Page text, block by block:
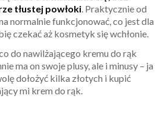
tłustej powłoki. Praktycznie od
normalnie funkcjonować, co jest dla
czekać aż kosmetyk się wchłonie.
do nawilżającego kremu do rąk
ma on swoje plusy, ale i minusy – ja
dołożyć kilka złotych i kupić
mi krem do rąk.